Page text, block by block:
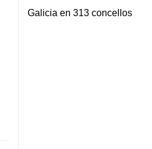
Galicia en 313 concellos